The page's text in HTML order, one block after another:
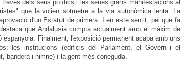
dels seus polítics i les seues grans manifestacions al
que la volien sotmetre a la via autonòmica lenta. La
d'un Estatut de primera. I en este sentit, pel que fa
que Andalusia compta actualment amb el màxim de
Finalment, l'exposició permanent acaba amb uns
les institucions (edificis del Parlament, el Govern i el
bandera i himne) i la gent més coneguda.